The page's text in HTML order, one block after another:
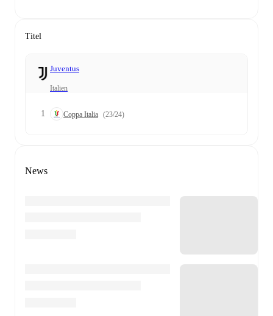
Titel
Juventus
Italien
1 Coppa Italia (23/24)
News